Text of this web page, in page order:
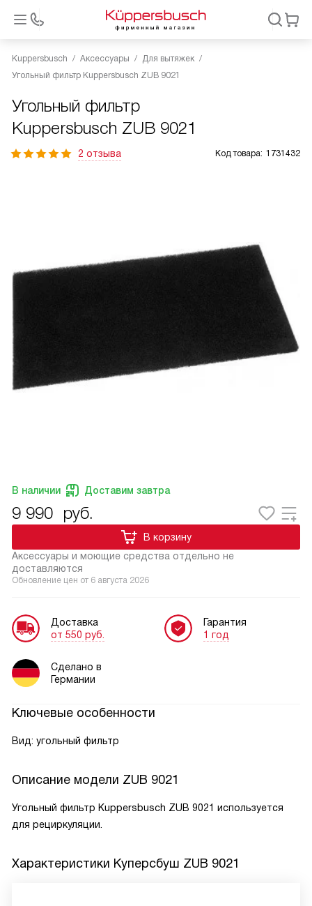
Kuppersbusch Аксессуары
Для вытяжек
Угольный фильтр Kuppersbusch ZUB 9021
Угольный фильтр
Kuppersbusch ZUB 9021
2 отзыва Код товара: 1731432
В наличии Доставим завтра
9 990 руб.
Аксессуары и моющие средства отдельно не
доставляются
В корзину
Обновление цен от 6 августа 2026
Доставка
от 550 руб.
Гарантия
1 год
Сделано в
Германии
Ключевые особенности
Вид: угольный фильтр
Описание модели ZUB 9021
Угольный фильтр Kuppersbusch ZUB 9021 используется
для рециркуляции.
Характеристики Куперсбуш ZUB 9021